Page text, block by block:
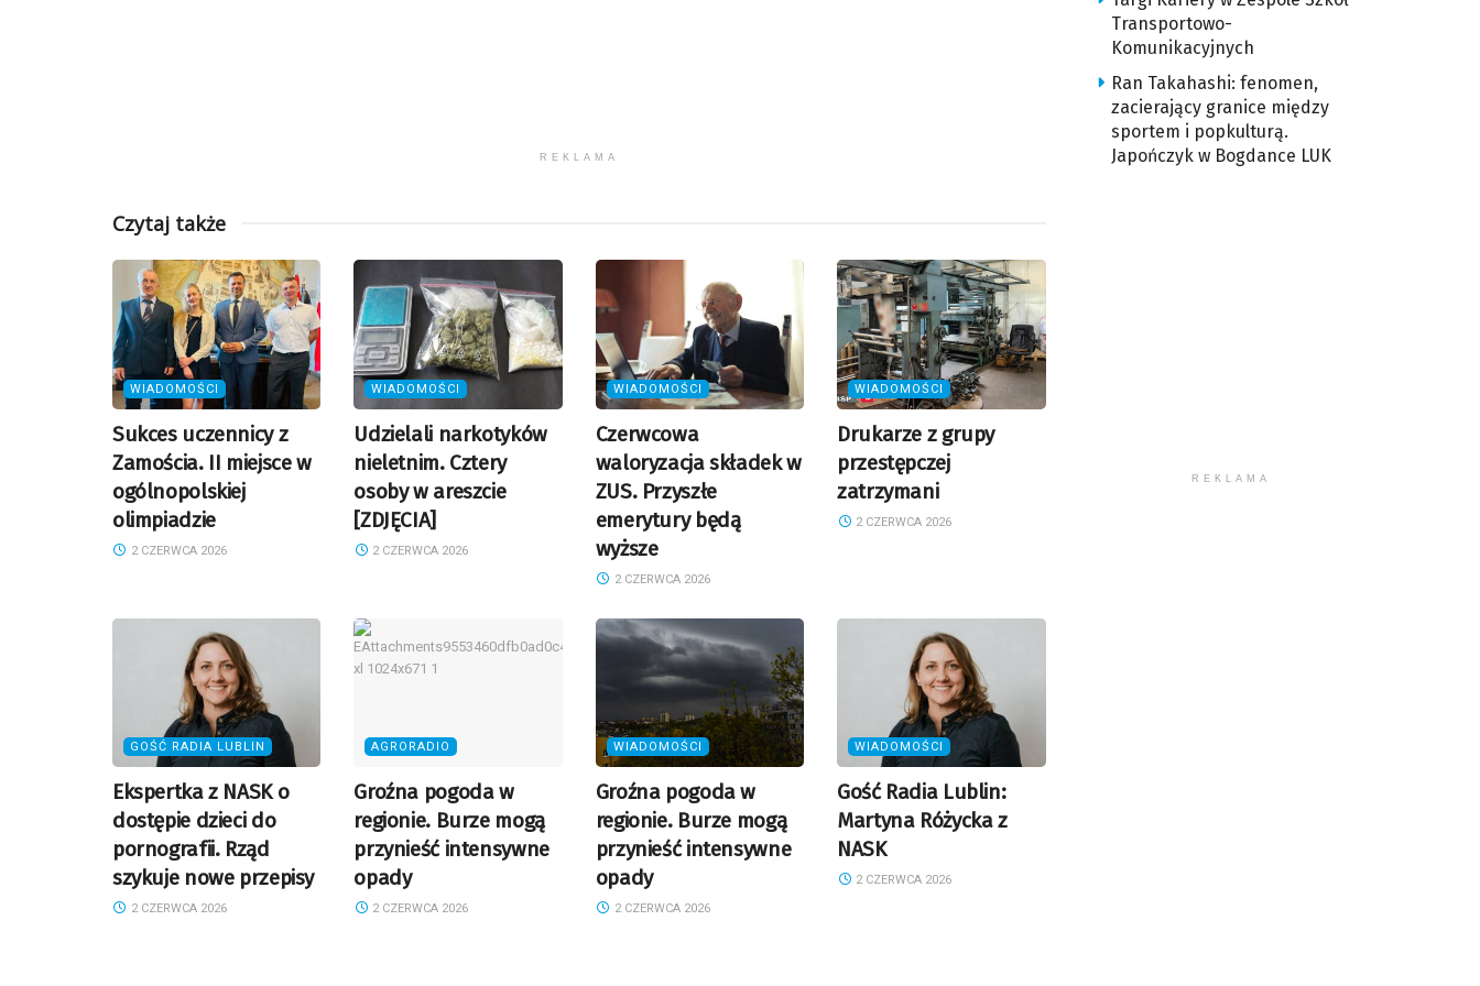
REKLAMA
Czytaj także
WIADOMOŚCI
Sukces uczennicy z
Zamościa. II miejsce w
ogólnopolskiej
olimpiadzie
2 CZERWCA 2026
WIADOMOŚCI
Udzielali narkotyków
nieletnim. Cztery
osoby w areszcie
[ZDJĘCIA]
2 CZERWCA 2026
WIADOMOŚCI
Czerwcowa
waloryzacja składek w
ZUS. Przyszłe
emerytury będą
wyższe
2 CZERWCA 2026
WIADOMOŚCI
Drukarze z grupy
przestępczej
zatrzymani
2 CZERWCA 2026
GOŚĆ RADIA LUBLIN
Ekspertka z NASK o
dostępie dzieci do
pornografii. Rząd
szykuje nowe przepisy
2 CZERWCA 2026
AGRORADIO
Groźna pogoda w
regionie. Burze mogą
przynieść intensywne
opady
2 CZERWCA 2026
WIADOMOŚCI
Groźna pogoda w
regionie. Burze mogą
przynieść intensywne
opady
2 CZERWCA 2026
WIADOMOŚCI
Gość Radia Lublin:
Martyna Różycka z
NASK
2 CZERWCA 2026
Transportowo-
Komunikacyjnych
Ran Takahashi: fenomen,
zacierający granice między
sportem i popkulturą.
Japończyk w Bogdance LUK
REKLAMA